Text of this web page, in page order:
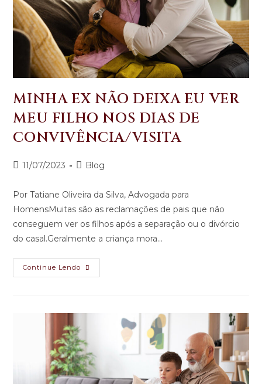
MINHA EX NÃO DEIXA EU VER
MEU FILHO NOS DIAS DE
CONVIVÊNCIA/VISITA
11/07/2023 Blog
Por Tatiane Oliveira da Silva, Advogada para
HomensMuitas são as reclamações de pais que não
conseguem ver os filhos após a separação ou o divórcio
do casal.Geralmente a criança mora…
Continue Lendo